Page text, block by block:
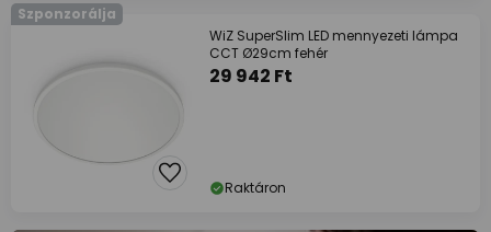
Szponzorálja
WiZ SuperSlim LED mennyezeti lámpa
CCT Ø29cm fehér
29 942 Ft
Raktáron